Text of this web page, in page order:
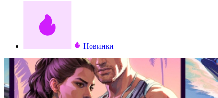
Новинки